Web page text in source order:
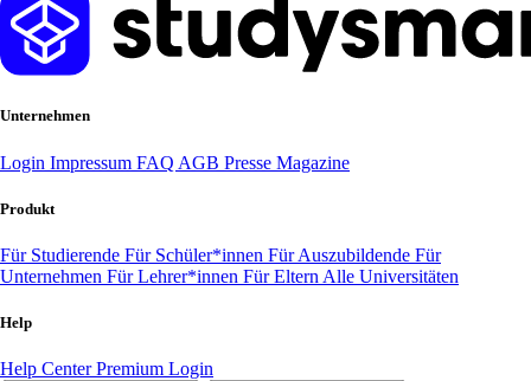
Unternehmen
Login Impressum FAQ AGB Presse Magazine
Produkt
Für Studierende Für Schüler*innen Für Auszubildende Für
Unternehmen Für Lehrer*innen Für Eltern Alle Universitäten
Help
Help CenterPremium Login